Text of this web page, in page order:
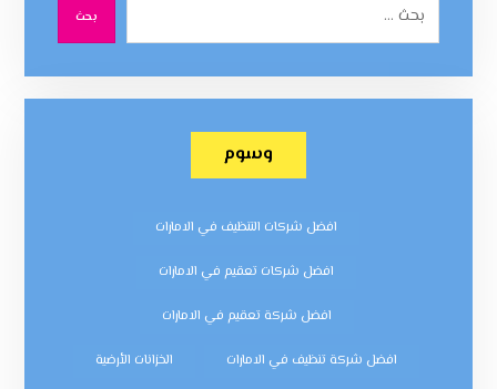
بحث
وسوم
افضل شركات التنظيف في الامارات
افضل شركات تعقيم في الامارات
افضل شركة تعقيم في الامارات
افضل شركة تنظيف في الامارات الخزانات الأرضية